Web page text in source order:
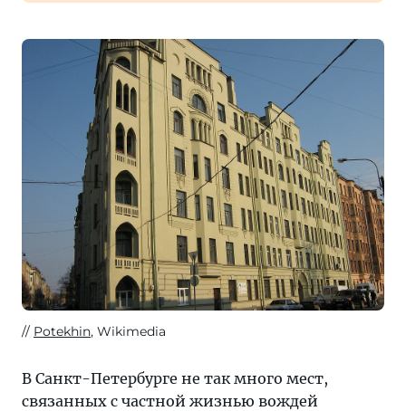
Potekhin, Wikimedia
В Санкт-Петербурге не так много мест,
связанных с частной жизнью вождей